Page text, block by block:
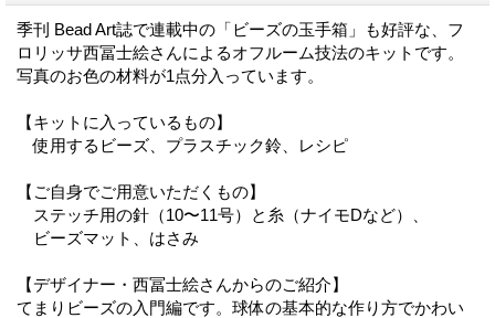
季刊 Bead Art誌で連載中の「ビーズの玉手箱」も好評な、フ
ロリッサ西冨士絵さんによるオフルーム技法のキットです。
写真のお色の材料が1点分入っています。
【キットに入っているもの】
使用するビーズ、プラスチック鈴、レシピ
【ご自身でご用意いただくもの】
ステッチ用の針（10〜11号）と糸（ナイモDなど）、
ビーズマット、はさみ
【デザイナー・西冨士絵さんからのご紹介】
てまりビーズの入門編です。球体の基本的な作り方でかわい